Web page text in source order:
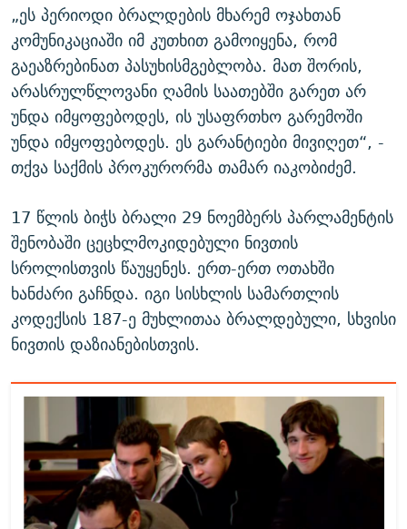
„ეს პერიოდი ბრალდების მხარემ ოჯახთან
კომუნიკაციაში იმ კუთხით გამოიყენა, რომ
გაეაზრებინათ პასუხისმგებლობა. მათ შორის,
არასრულწლოვანი ღამის საათებში გარეთ არ
უნდა იმყოფებოდეს, ის უსაფრთხო გარემოში
უნდა იმყოფებოდეს. ეს გარანტიები მივიღეთ“, -
თქვა საქმის პროკურორმა თამარ იაკობიძემ.
17 წლის ბიჭს ბრალი 29 ნოემბერს პარლამენტის
შენობაში ცეცხლმოკიდებული ნივთის
სროლისთვის წაუყენეს. ერთ-ერთ ოთახში
ხანძარი გაჩნდა. იგი სისხლის სამართლის
კოდექსის 187-ე მუხლითაა ბრალდებული, სხვისი
ნივთის დაზიანებისთვის.